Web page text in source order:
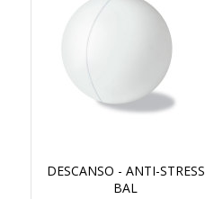
DESCANSO - ANTI-STRESS
BAL